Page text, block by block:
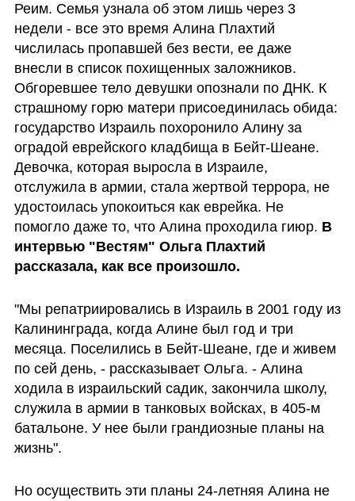
Реим. Семья узнала об этом лишь через 3
недели - все это время Алина Плахтий
числилась пропавшей без вести, ее даже
внесли в список похищенных заложников.
Обгоревшее тело девушки опознали по ДНК. К
страшному горю матери присоединилась обида:
государство Израиль похоронило Алину за
оградой еврейского кладбища в Бейт-Шеане.
Девочка, которая выросла в Израиле,
отслужила в армии, стала жертвой террора, не
удостоилась упокоиться как еврейка. Не
помогло даже то, что Алина проходила гиюр. В
интервью "Вестям" Ольга Плахтий
рассказала, как все произошло.
"Мы репатриировались в Израиль в 2001 году из
Калининграда, когда Алине был год и три
месяца. Поселились в Бейт-Шеане, где и живем
по сей день, - рассказывает Ольга. - Алина
ходила в израильский садик, закончила школу,
служила в армии в танковых войсках, в 405-м
батальоне. У нее были грандиозные планы на
жизнь".
Но осуществить эти планы 24-летняя Алина не